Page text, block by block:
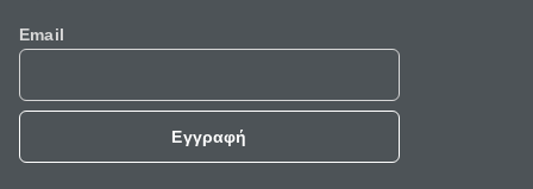
Email
Εγγραφή